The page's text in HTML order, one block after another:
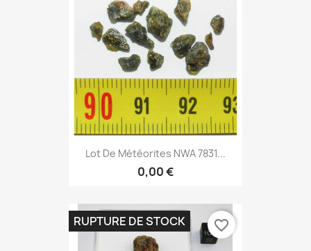
Lot De Météorites NWA 7831...
0,00 €
RUPTURE DE STOCK favorite_border